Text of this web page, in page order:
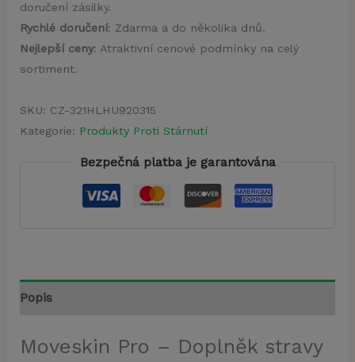
doručení zásilky.
Rychlé doručení: Zdarma a do několika dnů.
Nejlepší ceny: Atraktivní cenové podmínky na celý
sortiment.
SKU: CZ-321HLHU920315
Kategorie: Produkty Proti Stárnutí
Bezpečná platba je garantována
Popis
Moveskin Pro – Doplněk stravy